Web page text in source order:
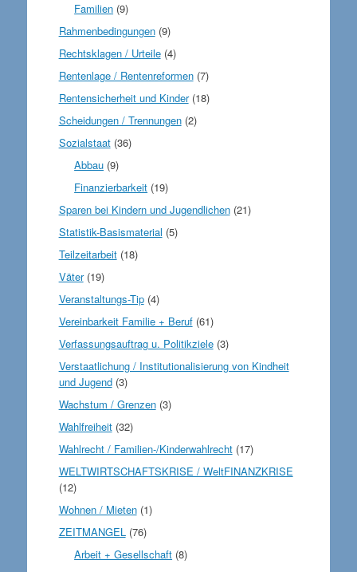
Familien (9)
Rahmenbedingungen(9)
Rechtsklagen / Urteile(4)
Rentenlage / Rentenreformen(7)
Rentensicherheit und Kinder(18)
Scheidungen / Trennungen(2)
Sozialstaat(36)
Abbau (9)
Finanzierbarkeit (19)
Sparen bei Kindern und Jugendlichen(21)
Statistik-Basismaterial (5)
Teilzeitarbeit(18)
Väter(19)
Veranstaltungs-Tip(4)
Vereinbarkeit Familie + Beruf(61)
Verfassungsauftrag u. Politikziele(3)
Verstaatlichung / Institutionalisierung von Kindheit
und Jugend(3)
Wachstum / Grenzen(3)
Wahlfreiheit(32)
Wahlrecht / Familien-/Kinderwahlrecht(17)
WELTWIRTSCHAFTSKRISE / WeltFINANZKRISE
(12)
Wohnen / Mieten(1)
ZEITMANGEL(76)
Arbeit + Gesellschaft (8)